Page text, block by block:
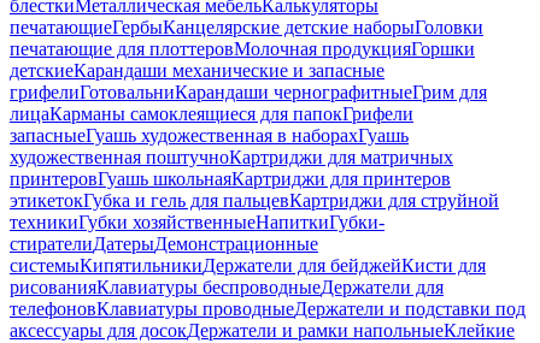
блесткиМеталлическая мебельКалькуляторы
печатающиеГербыКанцелярские детские наборыГоловки
печатающие для плоттеровМолочная продукцияГоршки
детскиеКарандаши механические и запасные
грифелиГотовальниКарандаши чернографитныеГрим для
лицаКарманы самоклеящиеся для папокГрифели
запасныеГуашь художественная в наборахГуашь
художественная поштучноКартриджи для матричных
принтеровГуашь школьнаяКартриджи для принтеров
этикетокГубка и гель для пальцевКартриджи для струйной
техникиГубки хозяйственныеНапиткиГубки-
стирателиДатерыДемонстрационные
системыКипятильникиДержатели для бейджейКисти для
рисованияКлавиатуры беспроводныеДержатели для
телефоновКлавиатуры проводныеДержатели и подставки под
аксессуары для досокДержатели и рамки напольныеКлейкие